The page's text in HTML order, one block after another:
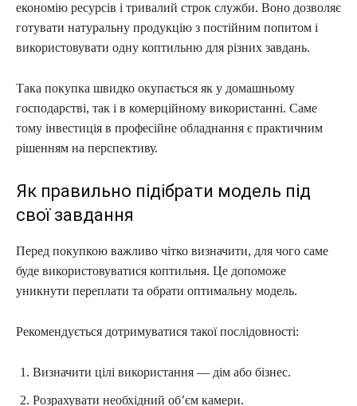
економію ресурсів і тривалий строк служби. Воно дозволяє
готувати натуральну продукцію з постійним попитом і
використовувати одну коптильню для різних завдань.
Така покупка швидко окупається як у домашньому
господарстві, так і в комерційному використанні. Саме
тому інвестиція в професійне обладнання є практичним
рішенням на перспективу.
Як правильно підібрати модель під
свої завдання
Перед покупкою важливо чітко визначити, для чого саме
буде використовуватися коптильня. Це допоможе
уникнути переплати та обрати оптимальну модель.
Рекомендується дотримуватися такої послідовності:
Визначити цілі використання — дім або бізнес.
Розрахувати необхідний об’єм камери.